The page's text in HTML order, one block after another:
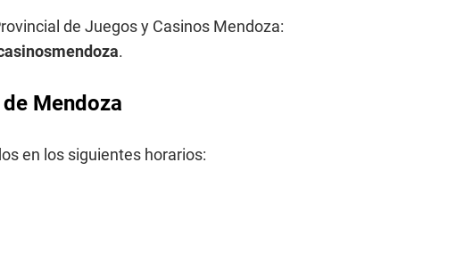
de Juegos y Casinos Mendoza:
.
Mendoza
en los siguientes horarios: